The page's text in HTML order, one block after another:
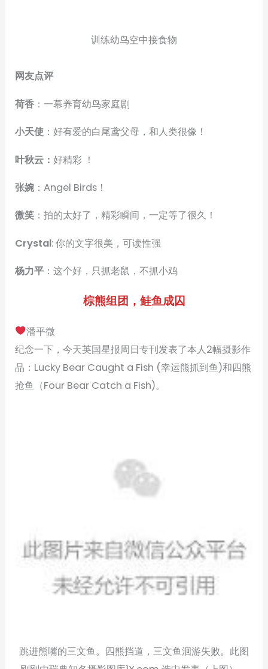
训练幼鸟空中接食物
网友点评
荷香 ：一幕养育幼鸟家庭剧
小天使 ：好有爱的白尾鸢父母，和人类很像！
叶秋云：好精彩 ！
张婉 ：Angel Birds！
微笑 ：拍的太好了，精彩瞬间，一定等了很久！
Crystal: 你的文字很美，可读性强
杨力平 ：这个好，只抓老鼠，不抓小鸡
棕熊组团，鲑鱼成囚
潘平微
纪念一下，今天英国星报周日专刊发表了本人2幅摄影作
品：Lucky Bear Caught a Fish (幸运熊抓到鱼)和四熊
抢鱼（Four Bear Catch a Fish)。
跳进熊嘴的三文鱼。四熊挡道，三文鱼洄游失败。此图